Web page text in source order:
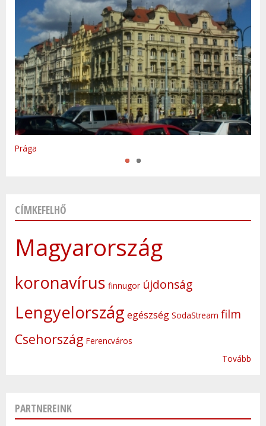
Prága
Varsó
CÍMKEFELHŐ
Magyarország
koronavírus finnugor újdonság
Lengyelország egészség SodaStream film
Csehország Ferencváros
Tovább
PARTNEREINK